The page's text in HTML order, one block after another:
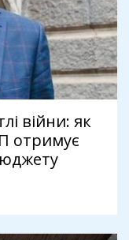
війни: як
отримує